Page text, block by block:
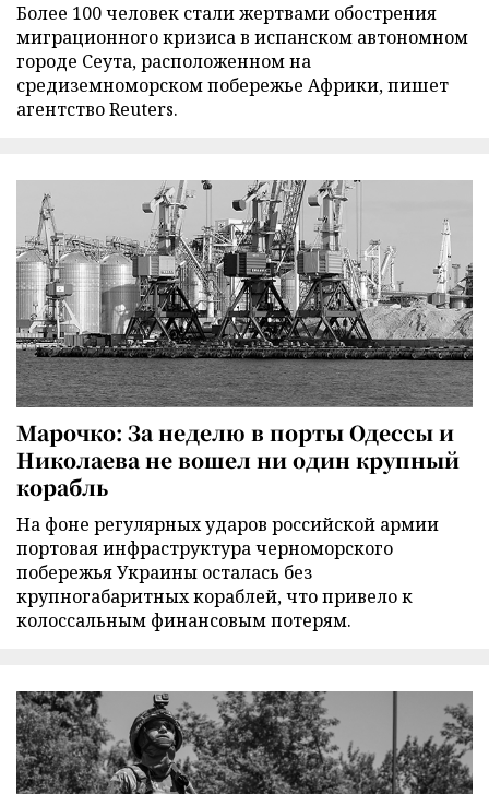
Более 100 человек стали жертвами обострения
миграционного кризиса в испанском автономном
городе Сеута, расположенном на
средиземноморском побережье Африки, пишет
агентство Reuters.
Марочко: За неделю в порты Одессы и
Николаева не вошел ни один крупный
корабль
На фоне регулярных ударов российской армии
портовая инфраструктура черноморского
побережья Украины осталась без
крупногабаритных кораблей, что привело к
колоссальным финансовым потерям.